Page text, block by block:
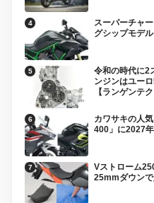
スーパーチャ
グシップモデ
令和の時代に2
ンジンはユー
【ランゲンテ
カワサキの人
400」に2027
Vストローム
25mmダウン